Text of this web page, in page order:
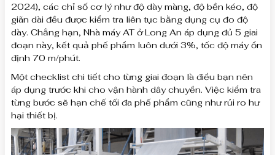
2024), các chỉ số cơ lý như độ dày màng, độ bền kéo, độ
giãn dài đều được kiểm tra liên tục bằng dụng cụ đo độ
dày. Chẳng hạn, Nhà máy AT ở Long An áp dụng đủ 5 giai
đoạn này, kết quả phế phẩm luôn dưới 3%, tốc độ máy ổn
định 70 m/phút.
Một checklist chi tiết cho từng giai đoạn là điều bạn nên
áp dụng trước khi cho vận hành dây chuyền. Việc kiểm tra
từng bước sẽ hạn chế tối đa phế phẩm cũng như rủi ro hư
hại thiết bị.